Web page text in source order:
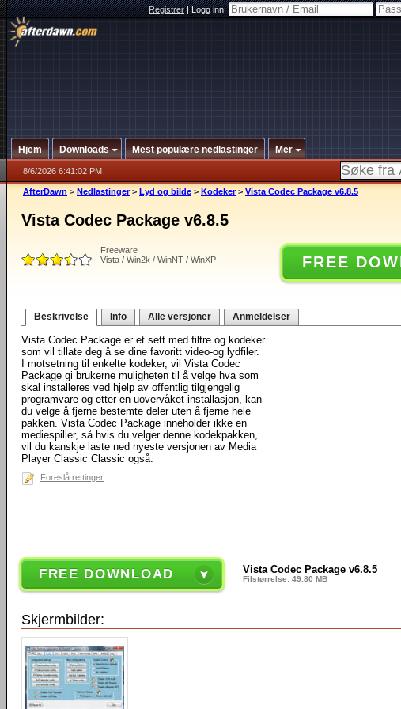
Registrer|Logg inn:
Hjem Downloads Mest populære nedlastinger Mer
8/6/2026 6:41:02 PM
AfterDawn > Nedlastinger > Lyd og bilde > Kodeker > Vista Codec Package v6.8.5
Vista Codec Package v6.8.5
Freeware
Vista / Win2k / WinNT / WinXP
FREE
Beskrivelse Info Alle versjoner Anmeldelser
Vista Codec Package er et sett med filtre og kodeker
som vil tillate deg å se dine favoritt video-og lydfiler.
I motsetning til enkelte kodeker, vil Vista Codec
Package gi brukerne muligheten til å velge hva som
skal installeres ved hjelp av offentlig tilgjengelig
programvare og etter en uovervåket installasjon, kan
du velge å fjerne bestemte deler uten å fjerne hele
pakken. Vista Codec Package inneholder ikke en
mediespiller, så hvis du velger denne kodekpakken,
vil du kanskje laste ned nyeste versjonen av Media
Player Classic Classic også.
Foreslå rettinger
FREE DOWNLOAD Vista Codec Package v6.8.5
Filstørrelse: 49.80 MB
Skjermbilder: